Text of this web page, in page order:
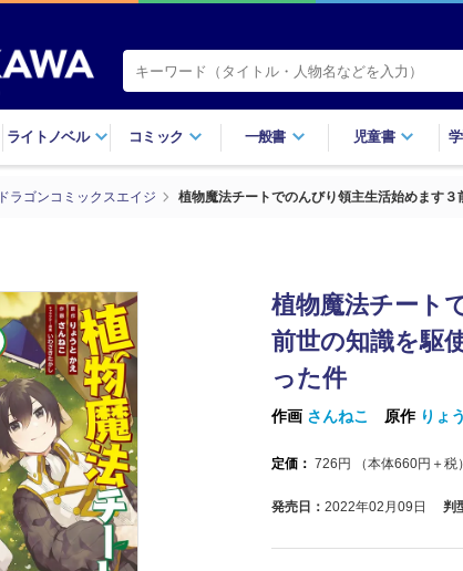
ライトノベル コミック 一般書 児童書
ドラゴンコミックスエイジ 植物魔法チートでのんびり領主生活始めます
植物魔法チート
前世の知識を駆
った件
作画 さんねこ 原作 りょ
定価： 726 円 （本体660円＋税）
発売日： 2022年02月09日 判